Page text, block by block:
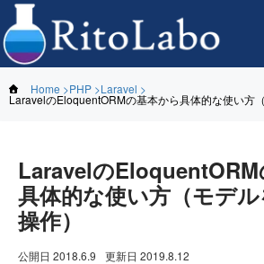
Home PHP Laravel
LaravelのEloquentORMの基本から具体的な使い方
LaravelのEloquentORM
具体的な使い方（モデ
操作）
公開日 2018.6.9 更新日 2019.8.12